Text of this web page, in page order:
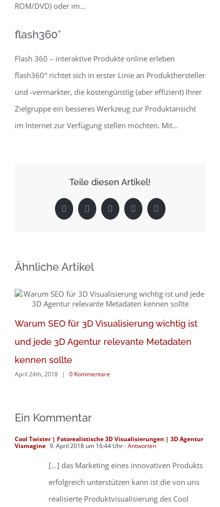
ROM/DVD) oder im…
flash360°
Flash 360 – interaktive Produkte online erleben
flash360° richtet sich in erster Linie an Produkthersteller
und -vermarkter, die kostengünstig (aber effizient) Ihrer
Zielgruppe ein besseres Werkzeug zur Produktansicht
im Internet zur Verfügung stellen möchten. Mit…
Teile diesen Artikel!
Facebook
X LinkedInPinterestE-
Mail
Ähnliche Artikel
Warum SEO für 3D Visualisierung wichtig ist
und jede 3D Agentur relevante Metadaten
kennen sollte
April 24th, 2018 | 0 Kommentare
Ein Kommentar
Cool Twister | Fotorealistische 3D Visualisierungen | 3D Agentur
Vismagine 9. April 2018 um 16:44 Uhr- Antworten
[…] das Marketing eines innovativen Produkts
erfolgreich unterstützen kann ist die von uns
realisierte Produktvisualisierung des Cool